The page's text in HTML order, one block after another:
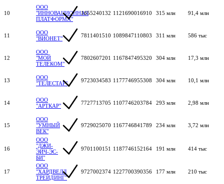
10
ООО
"ИННОВАЦИОННАЯ
ПЛАТФОРМА"
1655240132 1121690016910 315 млн 91,4 млн
11
ООО
"ВИОНЕТ"
7811401510 1089847110803 311 млн 586 тыс
12
ООО
"МОЙ
ТЕЛЕКОМ"
7802607201 1167847495320 304 млн 17,3 млн
13
ООО
"ТЕЛЕСТАР"
9723034583 1177746955308 304 млн 10,1 млн
14
ООО
"АРТКАР"
7727713705 1107746203784 293 млн 2,98 млн
15
ООО
"УМНЫЙ
ВЕК"
9729025070 1167746841789 234 млн 3,72 млн
16
ООО
"ДЖИ-
ЭЙЧ-ЭС-
БИ"
9701100151 1187746152164 191 млн 414 тыс
17
ООО
"ХАРДВЕЛЛ
ТРЕЙДИНГ"
9727002374 1227700390356 177 млн 210 тыс